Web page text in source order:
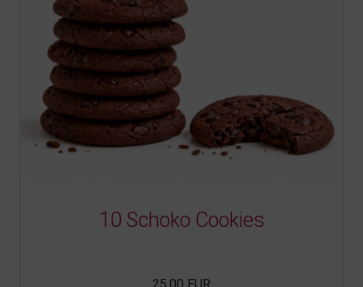
10 Schoko Cookies
25,00 EUR